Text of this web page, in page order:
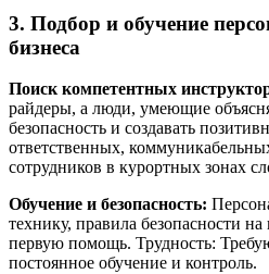
3. Подбор и обучение
бизнеса
Поиск компетентных
райдеры, а люди, умеющие
безопасность и создавать
ответственных,
сотрудников в курортных зонах
Обучение и безопасность:
технику, правила безопасности на
первую помощь. Трудность:
постоянное обучение и контроль.